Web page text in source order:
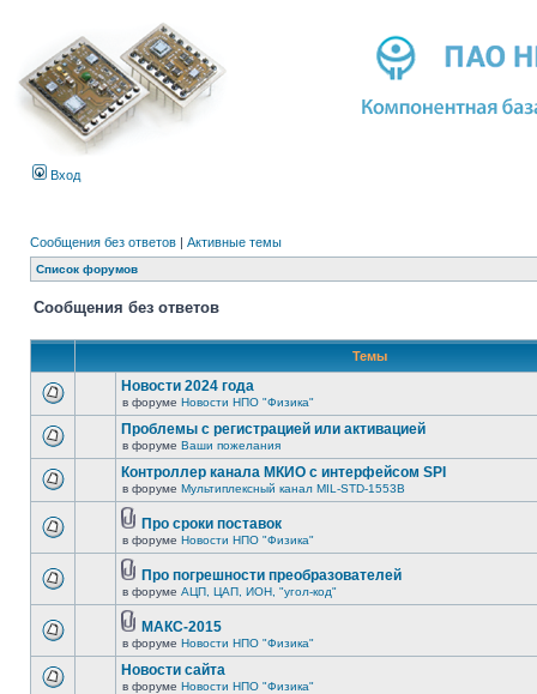
Вход
Сообщения без ответов | Активные темы
Список форумов
Сообщения без ответов
Темы
Новости 2024 года
в форуме Новости НПО "Физика"
Проблемы с регистрацией или активацией
в форуме Ваши пожелания
Контроллер канала МКИО с интерфейсом SPI
в форуме Мультиплексный канал MIL-STD-1553B
Про сроки поставок
в форуме Новости НПО "Физика"
Про погрешности преобразователей
в форуме АЦП, ЦАП, ИОН, "угол-код"
МАКС-2015
в форуме Новости НПО "Физика"
Новости сайта
в форуме Новости НПО "Физика"